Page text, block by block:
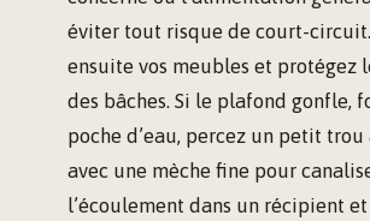
éviter tout risque de court-
ensuite vos meubles et protégez
des bâches. Si le plafond gonfle,
poche d’eau, percez un petit trou
avec une mèche fine pour
l’écoulement dans un récipient